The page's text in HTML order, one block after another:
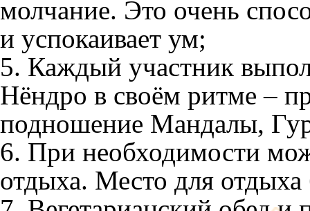
молчание. Это очень
и успокаивает ум;
5. Каждый участник
Нёндро в своём ритме –
подношение Мандалы,
6. При необходимости
отдыха. Место для отдыха